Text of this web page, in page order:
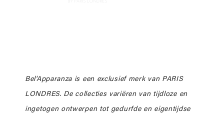
Bel'Apparanza is een exclusief merk van PARIS
LONDRES. De collecties variëren van tijdloze en
ingetogen ontwerpen tot gedurfde en eigentijdse